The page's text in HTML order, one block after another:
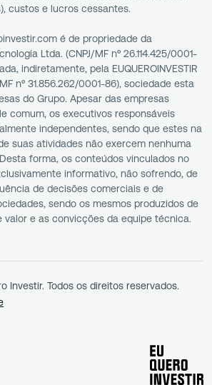
custos e lucros cessantes.
é de propriedade da
Ltda. (CNPJ/MF nº 26.114.425/0001-
indiretamente, pela EUQUEROINVESTIR
nº 31.856.262/0001-86), sociedade esta
do Grupo. Apesar das empresas
comum, os executivos responsáveis
independentes, sendo que estes na
suas atividades não exercem nenhuma
forma, os conteúdos vinculados no
informativo, não sofrendo, de
de decisões comerciais e de
sendo os mesmos produzidos de
valor e as convicções da equipe técnica.
Investir. Todos os direitos reservados.